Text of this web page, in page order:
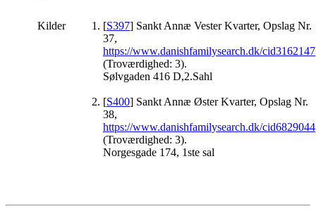
Kilder [S397] Sankt Annæ Vester Kvarter, Opslag Nr.
37,
https://www.danishfamilysearch.dk/cid3162147
(Troværdighed: 3).
Sølvgaden 416 D,2.Sahl
[S400] Sankt Annæ Øster Kvarter, Opslag Nr.
38,
https://www.danishfamilysearch.dk/cid6829044
(Troværdighed: 3).
Norgesgade 174, 1ste sal